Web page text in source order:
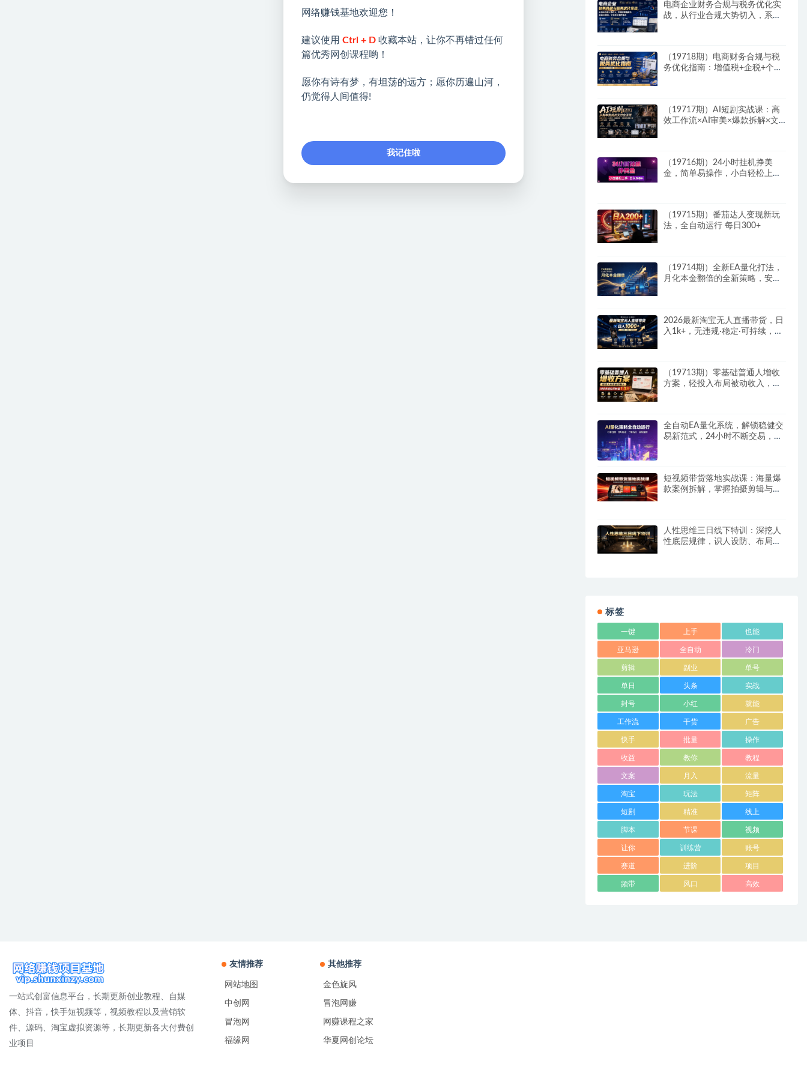
电商企业财务合规与税务优化实
战，从行业合规大势切入，系统
（19718期）电商财务合规与税
务优化指南：增值税+企税+个税
（19717期）AI短剧实战课：高
效工作流×AI审美×爆款拆解×文
（19716期）24小时挂机挣美
金，简单易操作，小白轻松上
（19715期）番茄达人变现新玩
法，全自动运行 每日300+
（19714期）全新EA量化打法，
月化本金翻倍的全新策略，安全
2026最新淘宝无人直播带货，日
入1k+，无违规·稳定·可持续，抓
（19713期）零基础普通人增收
方案，轻投入布局被动收入，多
全自动EA量化系统，解锁稳健交
易新范式，24小时不断交易，日
短视频带货落地实战课：海量爆
款案例拆解，掌握拍摄剪辑与带
人性思维三日线下特训：深挖人
性底层规律，识人设防、布局变
标签
一键 上手 也能
亚马逊 全自动 冷门
剪辑 副业 单号
单日 头条 实战
封号 小红 就能
工作流 干货 广告
快手 批量 操作
收益 教你 教程
文案 月入 流量
淘宝 玩法 矩阵
短剧 精准 线上
脚本 节课 视频
让你 训练营 账号
赛道 进阶 项目
频带 风口 高效
一站式创富信息平台，长期更新创业教程、自媒
体、抖音，快手短视频等，视频教程以及营销软
件、源码、淘宝虚拟资源等，长期更新各大付费创
业项目
友情推荐
网站地图
中创网
冒泡网
福缘网
其他推荐
金色旋风
冒泡网赚
网赚课程之家
华夏网创论坛
网络赚钱基地欢迎您！
建议使用 Ctrl + D 收藏本站，让你不再错过任何
篇优秀网创课程哟！
愿你有诗有梦，有坦荡的远方；愿你历遍山河，
仍觉得人间值得!
我记住啦